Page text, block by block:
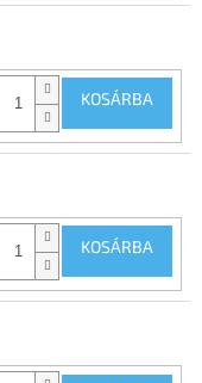
KOSÁRBA
KOSÁRBA